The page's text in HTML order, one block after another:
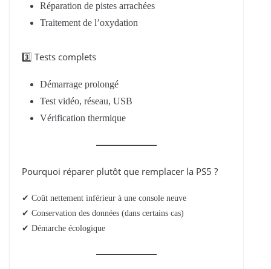
Réparation de pistes arrachées
Traitement de l’oxydation
3️⃣ Tests complets
Démarrage prolongé
Test vidéo, réseau, USB
Vérification thermique
Pourquoi réparer plutôt que remplacer la PS5 ?
✔ Coût nettement inférieur à une console neuve
✔ Conservation des données (dans certains cas)
✔ Démarche écologique